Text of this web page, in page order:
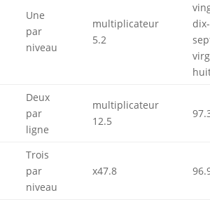
Une
par
niveau
multiplicateur
5.2
dix-
Deux
par
ligne
multiplicateur
12.5
Trois
par
niveau
x47.8